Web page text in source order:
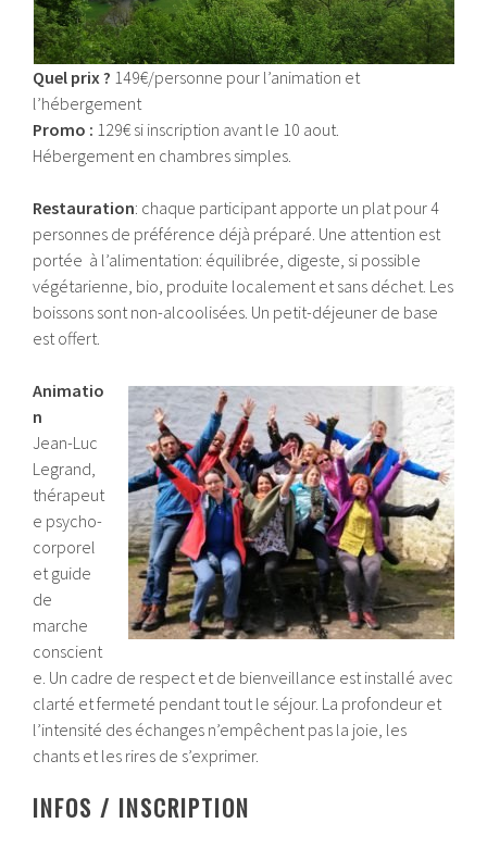
Quel prix ? 149€/personne pour l’animation et
l’hébergement
Promo : 129€ si inscription avant le 10 aout.
Hébergement en chambres simples.
Restauration: chaque participant apporte un plat pour 4
personnes de préférence déjà préparé. Une attention est
portée à l’alimentation: équilibrée, digeste, si possible
végétarienne, bio, produite localement et sans déchet. Les
boissons sont non-alcoolisées. Un petit-déjeuner de base
est offert.
Animatio
n
Jean-­Luc
Legrand,
thérapeut
e psycho-
corporel
et guide
de
marche
conscient
e. Un cadre de respect et de bienveillance est installé avec
clarté et fermeté pendant tout le séjour. La profondeur et
l’intensité des échanges n’empêchent pas la joie, les
chants et les rires de s’exprimer.
INFOS / INSCRIPTION